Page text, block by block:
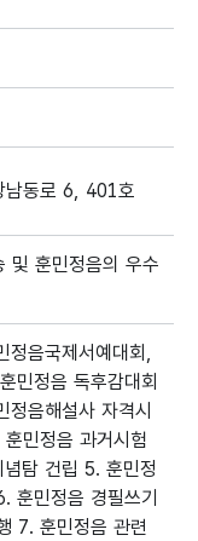
남동로 6, 401호
및 훈민정음의 우수
정음국제서예대회,
민정음 독후감대회
음해설사 자격시
민정음 과거시험
탐 건립 5. 훈민정
훈민정음 경필쓰기
7. 훈민정음 관련